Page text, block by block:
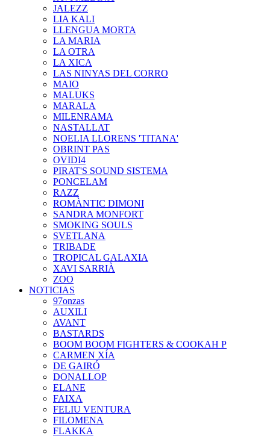
JALEZZ
LIA KALI
LLENGUA MORTA
LA MARIA
LA OTRA
LA XICA
LAS NINYAS DEL CORRO
MAIO
MALUKS
MARALA
MILENRAMA
NASTALLAT
NOELIA LLORENS 'TITANA'
OBRINT PAS
OVIDI4
PIRAT'S SOUND SISTEMA
PONCELAM
RAZZ
ROMÀNTIC DIMONI
SANDRA MONFORT
SMOKING SOULS
SVETLANA
TRIBADE
TROPICAL GALAXIA
XAVI SARRIÀ
ZOO
NOTICIAS
97onzas
AUXILI
AVANT
BASTARDS
BOOM BOOM FIGHTERS & COOKAH P
CARMEN XÍA
DE GAIRÓ
DONALLOP
ELANE
FAIXA
FELIU VENTURA
FILOMENA
FLAKKA